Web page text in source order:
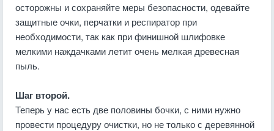
осторожны и сохраняйте меры безопасности, одевайте
защитные очки, перчатки и респиратор при
необходимости, так как при финишной шлифовке
мелкими наждачками летит очень мелкая древесная
пыль.
Шаг второй.
Теперь у нас есть две половины бочки, с ними нужно
провести процедуру очистки, но не только с деревянной